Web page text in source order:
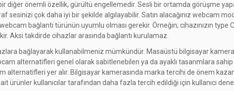
diğer önemli özellik, gürültü engellemedir. Sesli bir ortamda görüşme
sesinizi çok daha iyi bir şekilde algılayabilir. Satın alacağınız webcam
bağlantı türünün uyumlu olması gerekir. Örneğin; cihazınızın
Aksi takdirde cihazlar arasında bağlantı kurulamaz.
bağlayarak kullanabilmeniz mümkündür. Masaüstü bilgisayar
alternatifleri genel olarak sabitlenebilen ya da ayaklı tasarımlara
alternatifleri yer alır. Bilgisayar kamerasında marka tercihi de önem
ürünler kullanıcılar tarafından daha fazla tercih edildiği için kullanıcı